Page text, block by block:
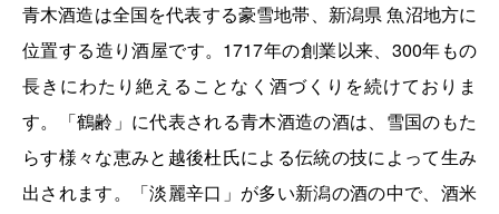
青木酒造は全国を代表する豪雪地帯、新潟県 魚沼地方に
位置する造り酒屋です。1717年の創業以来、300年もの
長きにわたり絶えることなく酒づくりを続けておりま
す。「鶴齢」に代表される青木酒造の酒は、雪国のもた
らす様々な恵みと越後杜氏による伝統の技によって生み
出されます。「淡麗辛口」が多い新潟の酒の中で、酒米